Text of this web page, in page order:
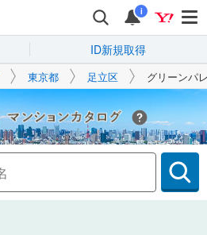
i
ID新規取得
東京都 足立区 グリーンパ
Yahoo!不動産